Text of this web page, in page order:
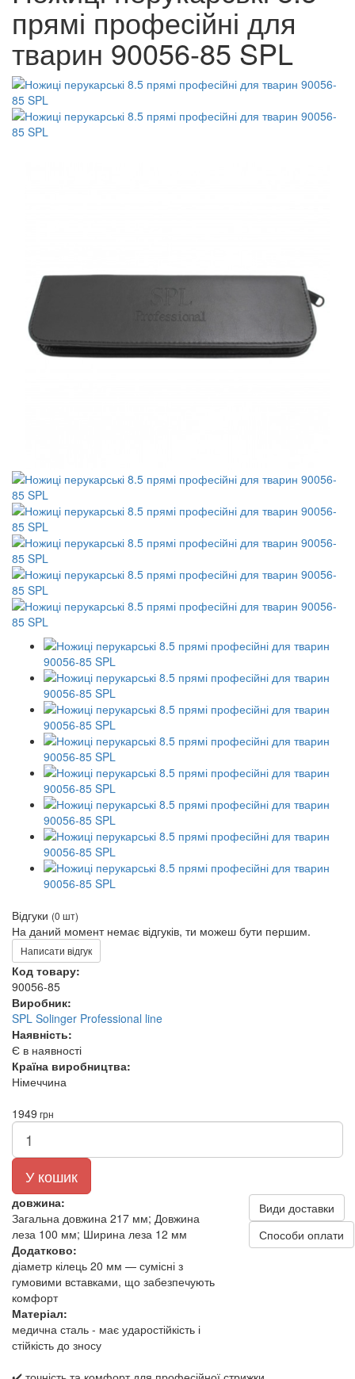
прямі професійні для
тварин 90056-85 SPL
Відгуки (0 шт)
На даний момент немає відгуків, ти можеш бути першим.
Написати відгук
Код товару:
90056-85
Виробник:
SPL Solinger Professional line
Наявність:
Є в наявності
Країна виробництва:
Німеччина
1949 грн
У кошик
довжина:
Загальна довжина 217 мм; Довжина
леза 100 мм; Ширина леза 12 мм
Додатково:
діаметр кілець 20 мм — сумісні з
гумовими вставками, що забезпечують
комфорт
Матеріал:
медична сталь - має ударостійкість і
стійкість до зносу
Види доставки
Способи оплати